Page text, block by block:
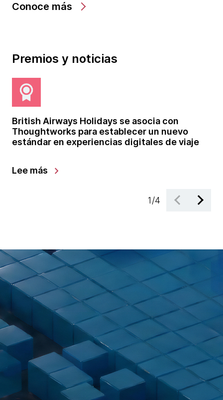
Conoce más
Premios y noticias
British Airways Holidays se asocia con
Thoughtworks para establecer un nuevo
estándar en experiencias digitales de viaje
Lee más chevron_right
1/4